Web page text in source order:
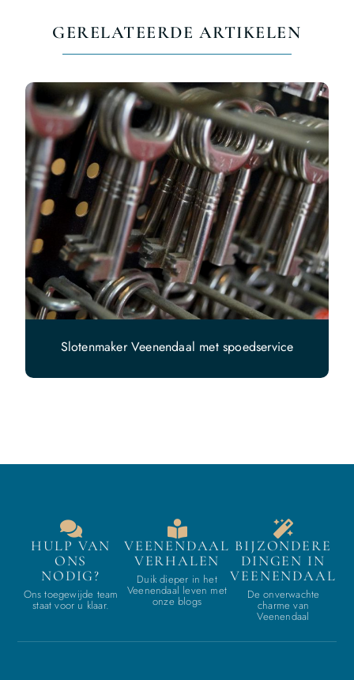
GERELATEERDE ARTIKELEN
Slotenmaker Veenendaal met spoedservice
HULP VAN
ONS
NODIG?
Ons toegewijde team
staat voor u klaar.
VEENENDAAL
VERHALEN
Duik dieper in het
Veenendaal leven met
onze blogs
BIJZONDERE
DINGEN IN
VEENENDAAL
De onverwachte
charme van
Veenendaal